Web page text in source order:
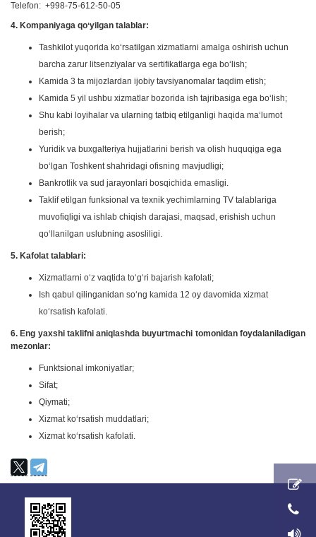
Telefon: +998-75-612-50-05
4. Kompaniyaga qoʻyilgan talablar:
Tashkilot yuqorida koʻrsatilgan xizmatlarni amalga oshirish uchun
barcha zarur litsenziyalar va sertifikatlarga ega boʻlish;
Kamida 3 ta mijozlardan ijobiy tavsiyanomalar taqdim etish;
Kamida 5 yil ushbu xizmatlar bozorida ish tajribasiga ega boʻlish;
Shu kabi loyihalar va ularning tatbiq etilganligi haqida maʻlumot
berish;
Yuridik va buxgalteriya hujjatlarini berish va olish huquqiga ega
boʻlgan Toshkent shahridagi ofisning mavjudligi;
Bankrotlik va sud jarayonlari bosqichida emasligi.
Taklif etilgan funksional va texnik yechimlarning TV talablariga
muvofiqligi va ishlab chiqish darajasi, maqsad, erishish uchun
qoʻllanilgan uslubning asosliligi.
5. Kafolat talablari:
Xizmatlarni oʻz vaqtida toʻgʻri bajarish kafolati;
Ish qabul qilinganidan soʻng kamida 12 oy davomida xizmat
koʻrsatish kafolati.
6. Eng yaxshi taklifni aniqlashda buyurtmachi tomonidan foydalaniladigan
mezonlar:
Funktsional imkoniyatlar;
Sifat;
Qiymati;
Xizmat koʻrsatish muddatlari;
Xizmat koʻrsatish kafolati.